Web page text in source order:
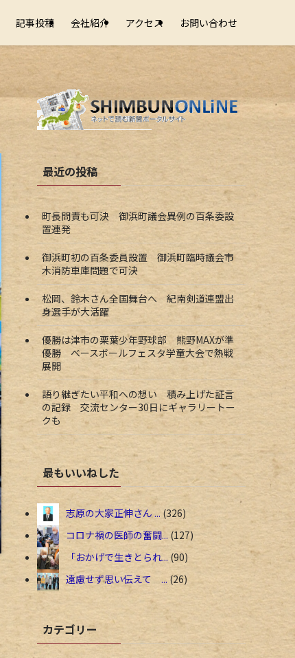
記事投稿 会社紹介 アクセス お問い合わせ
最近の投稿
町長問責も可決 御浜町議会異例の百条委設
置連発
御浜町初の百条委員設置 御浜町臨時議会市
木消防車庫問題で可決
松岡、鈴木さん全国舞台へ 紀南剣道連盟出
身選手が大活躍
優勝は津市の栗葉少年野球部 熊野MAXが準
優勝 ベースボールフェスタ学童大会で熱戦
展開
語り継ぎたい平和への想い 積み上げた証言
の記録 交流センター30日にギャラリートー
クも
最もいいねした
志原の大家正伸さん ... 326
コロナ禍の医師の奮闘... 127
「おかげで生きとられ... 90
遠慮せず思い伝えて ... 26
カテゴリー